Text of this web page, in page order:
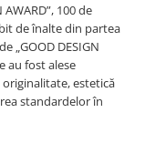
100 de
de înalte din partea
„GOOD DESIGN
au fost alese
estetică
standardelor în